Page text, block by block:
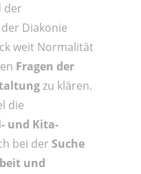
der
Diakonie
weit Normalität
Fragen der
zu klären.
die
und Kita-
bei der Suche
und